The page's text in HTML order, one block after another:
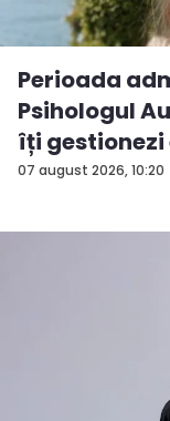
07 august 2026, 10:20
Perioada
Psihologul
îți gestionezi
rezu...